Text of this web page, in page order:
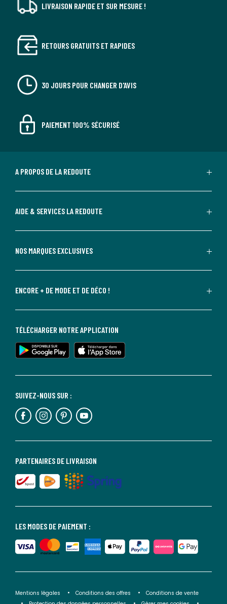
LIVRAISON RAPIDE ET SUR MESURE !
RETOURS GRATUITS ET RAPIDES
30 JOURS POUR CHANGER D'AVIS
PAIEMENT 100% SÉCURISÉ
A PROPOS DE LA REDOUTE
AIDE & SERVICES LA REDOUTE
NOS MARQUES EXCLUSIVES
ENCORE + DE MODE ET DE DÉCO !
LES MODES DE PAIEMENT :
PARTENAIRES DE LIVRAISON
SUIVEZ-NOUS SUR :
TÉLÉCHARGER NOTRE APPLICATION
Mentions légales Conditions des offres
Conditions de vente